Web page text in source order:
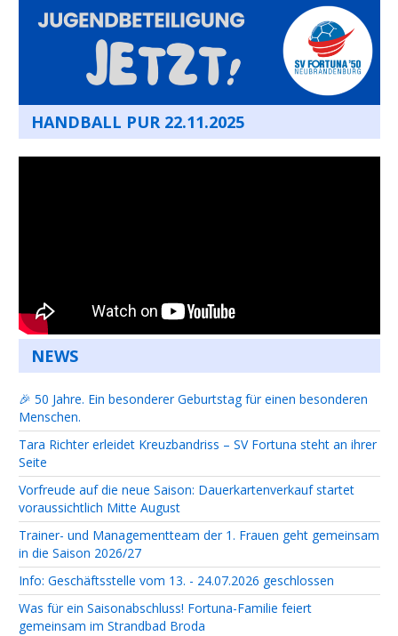
HANDBALL PUR 22.11.2025
NEWS
🎉 50 Jahre. Ein besonderer Geburtstag für einen besonderen
Menschen.
Tara Richter erleidet Kreuzbandriss – SV Fortuna steht an ihrer
Seite
Vorfreude auf die neue Saison: Dauerkartenverkauf startet
voraussichtlich Mitte August
Trainer- und Managementteam der 1. Frauen geht gemeinsam
in die Saison 2026/27
Info: Geschäftsstelle vom 13. - 24.07.2026 geschlossen
Was für ein Saisonabschluss! Fortuna-Familie feiert
gemeinsam im Strandbad Broda